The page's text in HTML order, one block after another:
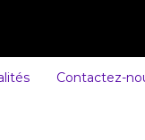
Contactez-